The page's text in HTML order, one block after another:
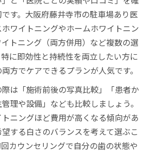
す。大阪府藤井寺市の駐車場あり医
ワイトニングやホームホワイトニン
トニング（両方併用）など複数の選
に即効性と持続性を両立したい方に
方でケアできるプランが人気です。
は「施術前後の写真比較」「患者か
理や設備」なども比較しましょう。
ニングほど費用が高くなる傾向があ
する白さのバランスを考えて選ぶこ
カウンセリングで自分の歯の状態や